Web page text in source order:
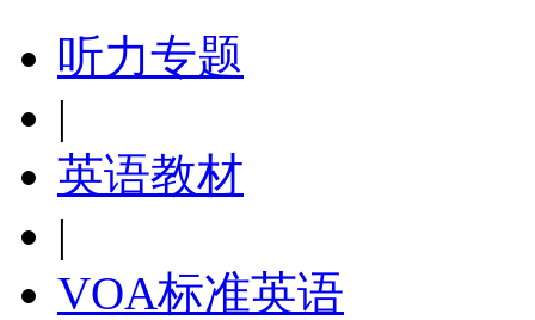
听力专题
|
英语教材
|
VOA标准英语